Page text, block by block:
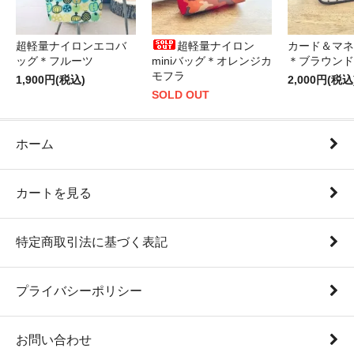
超軽量ナイロンエコバ
ッグ＊フルーツ
1,900円(税込)
超軽量ナイロン
miniバッグ＊オレンジカ
モフラ
SOLD OUT
カード＆マ
＊ブラウン
2,000円(税
ホーム
カートを見る
特定商取引法に基づく表記
プライバシーポリシー
お問い合わせ